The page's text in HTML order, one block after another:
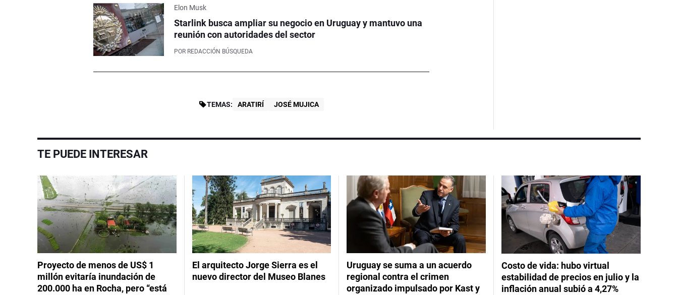
Elon Musk
Starlink busca ampliar su negocio en Uruguay y mantuvo una
reunión con autoridades del sector
POR REDACCIÓN BÚSQUEDA
TEMAS: ARATIRÍ JOSÉ MUJICA
TE PUEDE INTERESAR
Proyecto de menos de US$ 1
millón evitaría inundación de
200.000 ha en Rocha, pero “está
El arquitecto Jorge Sierra es el
nuevo director del Museo Blanes
Uruguay se suma a un acuerdo
regional contra el crimen
organizado impulsado por Kast y
Costo de vida: hubo virtual
estabilidad de precios en julio y la
inflación anual subió a 4,27%